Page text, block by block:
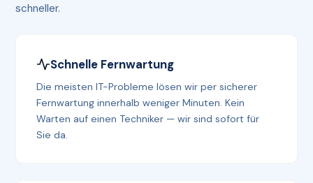
schneller.
Schnelle Fernwartung
Die meisten IT-Probleme lösen wir per sicherer
Fernwartung innerhalb weniger Minuten. Kein
Warten auf einen Techniker — wir sind sofort für
Sie da.